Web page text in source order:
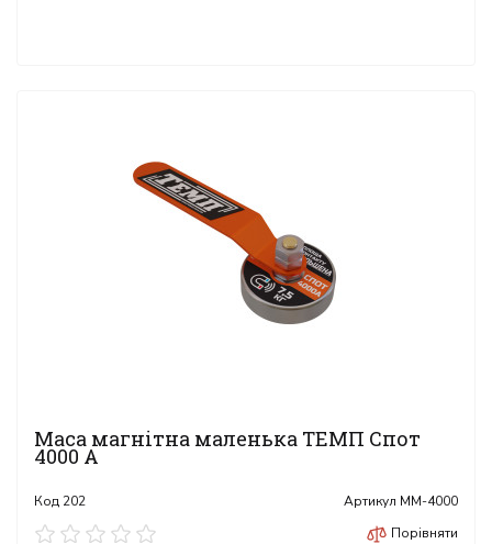
Маса магнітна маленька ТЕМП Спот
4000 А
Код 202 Артикул ММ-4000
Порівняти